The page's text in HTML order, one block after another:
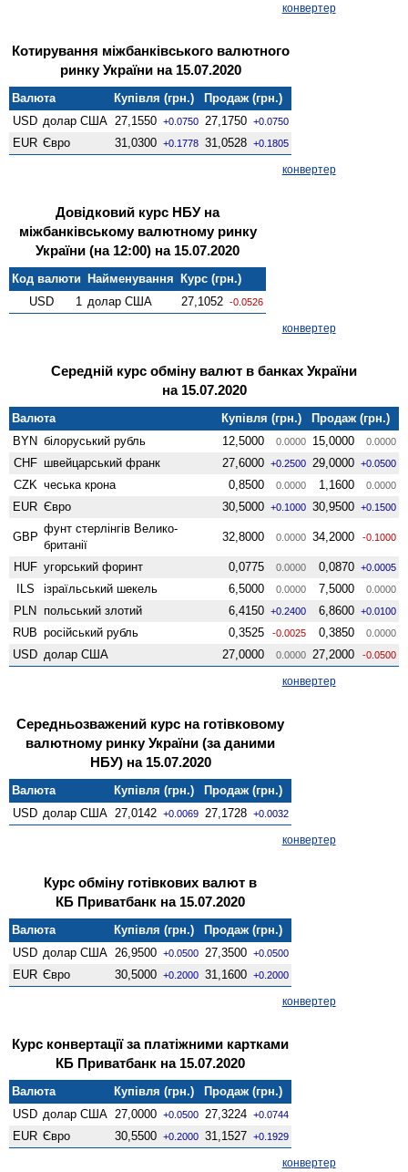
конвертер
Котирування міжбанківського валютного
ринку України на 15.07.2020
Валюта Купівля (грн.)
Продаж (грн.)
USD долар США 27,1550 +0.0750 27,1750 +0.0750
EUR Євро 31,0300 +0.1778 31,0528 +0.1805
конвертер
Довідковий курс НБУ на
міжбанківському валютному ринку
України (на 12:00) на 15.07.2020
Код валюти Найменування Курс (грн.)
USD
1 долар США 27,1052 -0.0526
конвертер
Середній курс обміну валют в банках України
на 15.07.2020
Валюта Купівля (грн.)
Продаж (грн.)
BYN білоруський рубль 12,5000 0.0000 15,0000 0.0000
CHF швейцарський франк 27,6000 +0.2500 29,0000 +0.0500
CZK чеська крона 0,8500 0.0000 1,1600 0.0000
EUR Євро 30,5000 +0.1000 30,9500 +0.1500
GBP
фунт стерлінгів Велико­
британії
32,8000 0.0000 34,2000 -0.1000
HUF угорський форинт 0,0775 0.0000 0,0870 +0.0005
ILS ізраїльський шекель 6,5000 0.0000 7,5000 0.0000
PLN польський злотий 6,4150 +0.2400 6,8600 +0.0100
RUB російський рубль 0,3525 -0.0025 0,3850 0.0000
USD долар США 27,0000 0.0000 27,2000 -0.0500
конвертер
Середньозважений курс на готівковому
валютному ринку України (за даними
НБУ) на 15.07.2020
Валюта Купівля (грн.)
Продаж (грн.)
USD долар США 27,0142 +0.0069 27,1728 +0.0032
конвертер
Курс обміну готівкових валют в
КБ Приватбанк на 15.07.2020
Валюта Купівля (грн.)
Продаж (грн.)
USD долар США 26,9500 +0.0500 27,3500 +0.0500
EUR Євро 30,5000 +0.2000 31,1600 +0.2000
конвертер
Курс конвертації за платіжними картками
КБ Приватбанк на 15.07.2020
Валюта Купівля (грн.)
Продаж (грн.)
USD долар США 27,0000 +0.0500 27,3224 +0.0744
EUR Євро 30,5500 +0.2000 31,1527 +0.1929
конвертер